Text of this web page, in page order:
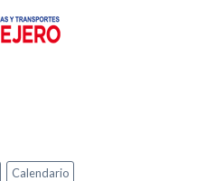
Calendario